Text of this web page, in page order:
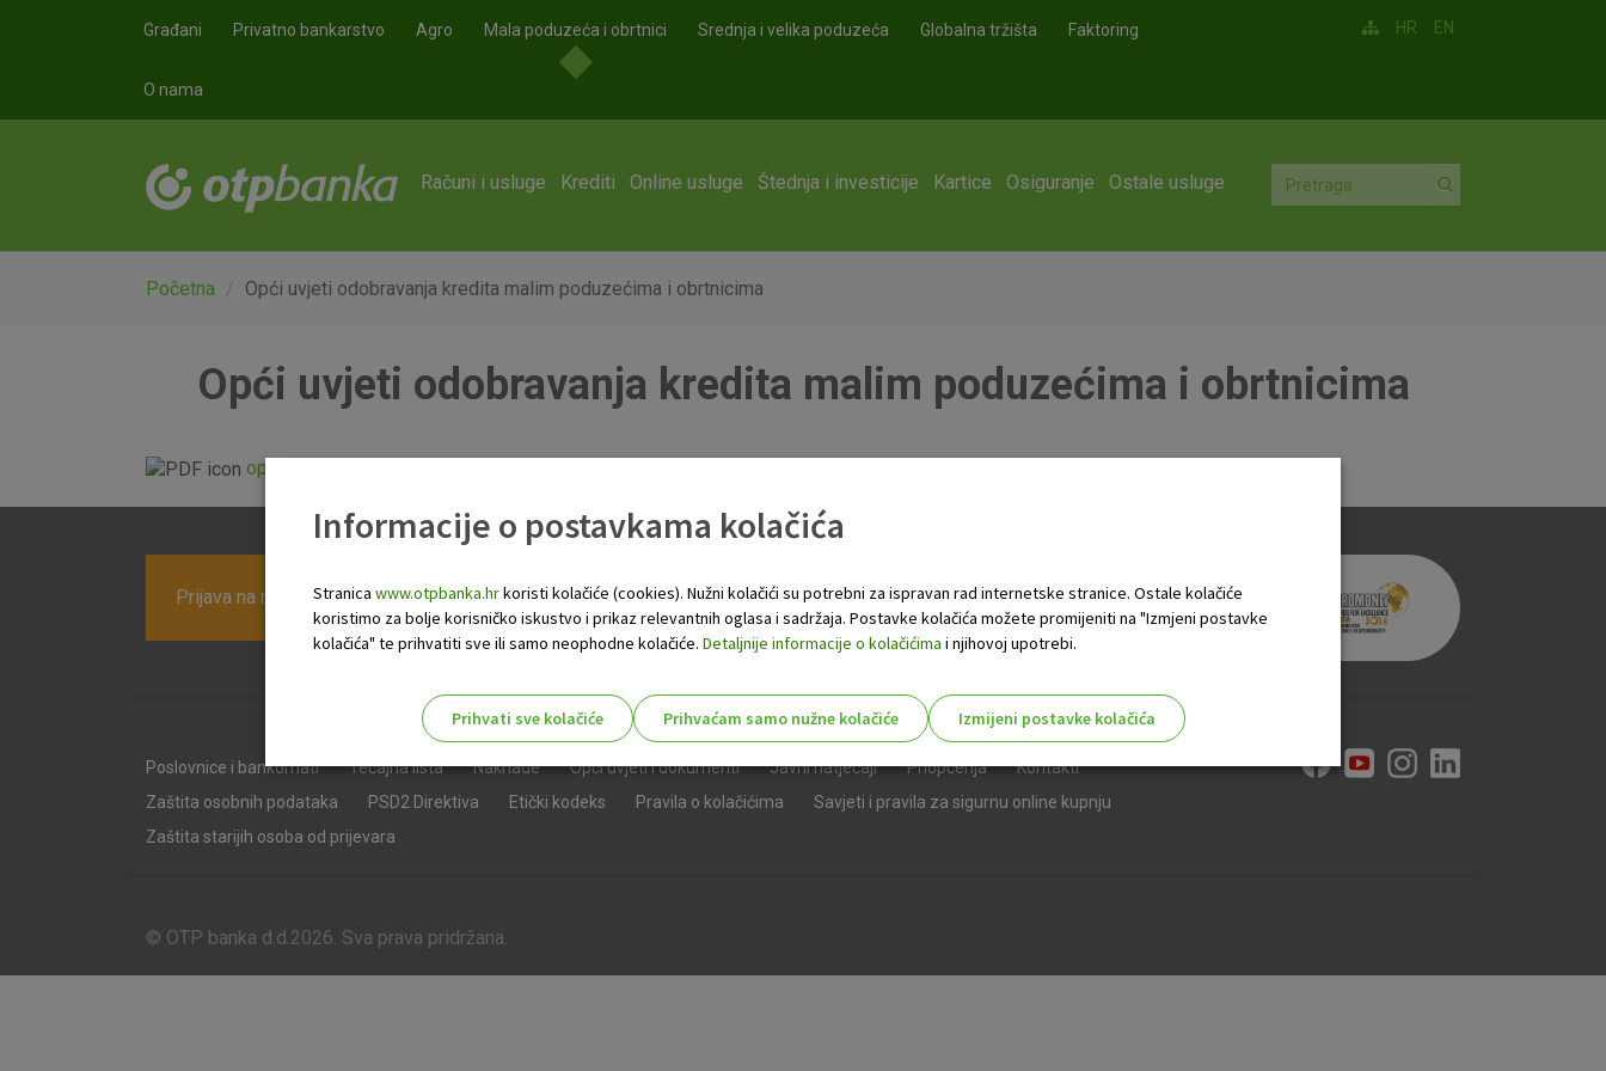
Građani Privatno bankarstvo Agro Mala poduzeća i obrtnici Srednja i velika poduzeća Globalna tržišta Faktoring
O nama
HR EN
Računi i usluge Krediti Online usluge Štednja i investicije Kartice Osiguranje Ostale usluge
Početna Opći uvjeti odobravanja kredita malim poduzećima i obrtnicima
Opći uvjeti odobravanja kredita malim poduzećima i obrtnicima
opci_uvjeti_odobravanja_kredita_malim_poduzecima_i_obrtnicima05_2018.pdf
Prijava na newsletter OTP banke
Poslovnice i bankomati Tečajna lista Naknade Opći uvjeti i dokumenti Javni natječaji Priopćenja
Kontakti
Zaštita osobnih podataka
PSD2 Direktiva Etički kodeks Pravila o kolačićima
Savjeti i pravila za sigurnu online kupnju
Zaštita starijih osoba od prijevara
© OTP banka d.d.2026. Sva prava pridržana.
Informacije o postavkama kolačića
Stranica www.otpbanka.hrkoristi kolačiće (cookies). Nužni kolačići su potrebni za ispravan rad internetske stranice. Ostale kolačiće
koristimo za bolje korisničko iskustvo i prikaz relevantnih oglasa i sadržaja. Postavke kolačića možete promijeniti na "Izmjeni postavke
kolačića" te prihvatiti sve ili samo neophodne kolačiće. Detaljnije informacije o kolačićima i njihovoj upotrebi.
Prihvati sve kolačiće Prihvaćam samo nužne kolačiće
Izmijeni postavke kolačića